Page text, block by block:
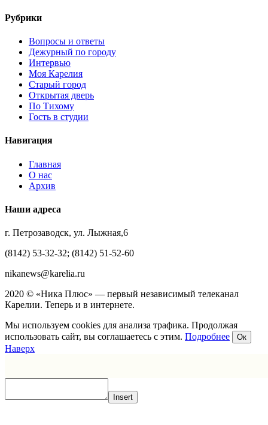
Рубрики
Вопросы и ответы
Дежурный по городу
Интервью
Моя Карелия
Старый город
Открытая дверь
По Тихому
Гость в студии
Навигация
Главная
О нас
Архив
Наши адреса
г. Петрозаводск, ул. Лыжная,6
(8142) 53-32-32; (8142) 51-52-60
nikanews@karelia.ru
2020 © «Ника Плюс» — первый независимый телеканал
Карелии. Теперь и в интернете.
Мы используем cookies для анализа трафика. Продолжая
использовать сайт, вы соглашаетесь с этим. Подробнее Ок
Наверх
Insert